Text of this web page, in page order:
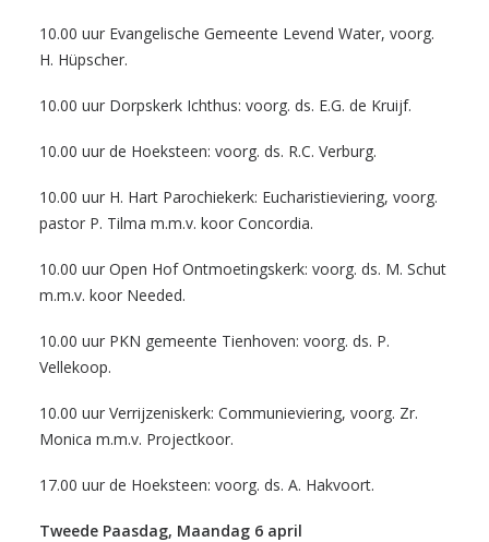
10.00 uur Evangelische Gemeente Levend Water, voorg.
H. Hüpscher.
10.00 uur Dorpskerk Ichthus: voorg. ds. E.G. de Kruijf.
10.00 uur de Hoeksteen: voorg. ds. R.C. Verburg.
10.00 uur H. Hart Parochiekerk: Eucharistieviering, voorg.
pastor P. Tilma m.m.v. koor Concordia.
10.00 uur Open Hof Ontmoetingskerk: voorg. ds. M. Schut
m.m.v. koor Needed.
10.00 uur PKN gemeente Tienhoven: voorg. ds. P.
Vellekoop.
10.00 uur Verrijzeniskerk: Communieviering, voorg. Zr.
Monica m.m.v. Projectkoor.
17.00 uur de Hoeksteen: voorg. ds. A. Hakvoort.
Tweede Paasdag, Maandag 6 april